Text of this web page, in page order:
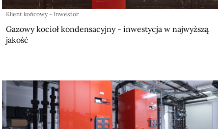
Klient końcowy - Inwestor
Gazowy kocioł kondensacyjny - inwestycja w najwyższą
jakość